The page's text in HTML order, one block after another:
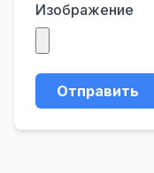
Изображение
Отправить